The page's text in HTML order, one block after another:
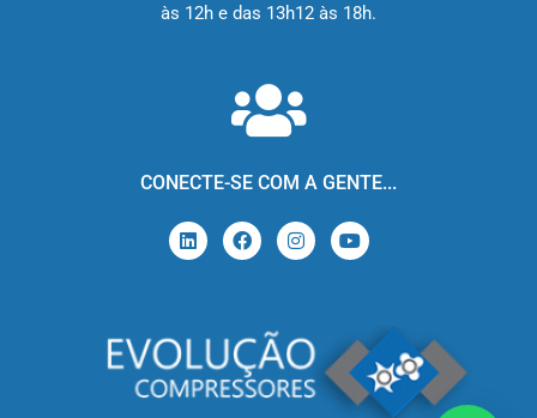
às 12h e das 13h12 às 18h.
CONECTE-SE COM A GENTE...